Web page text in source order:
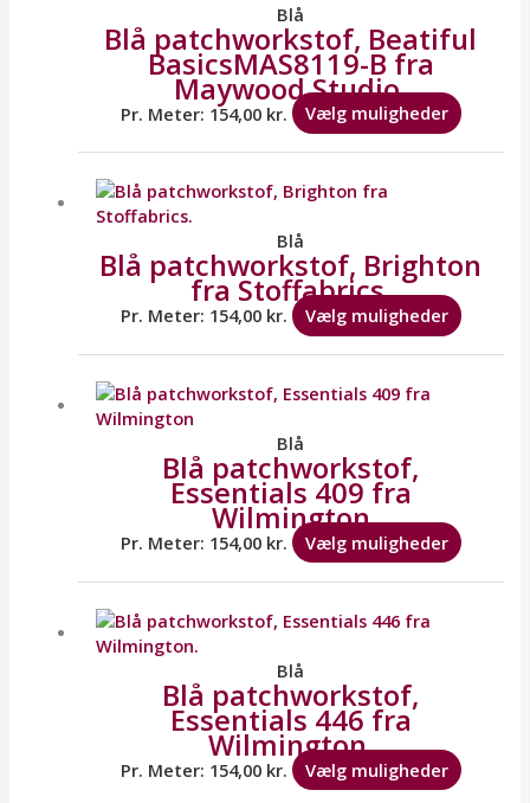
Blå
Blå patchworkstof, Beatiful
BasicsMAS8119-B fra
Maywood Studio.
Pr. Meter: 154,00 kr. Vælg muligheder vælges
Blå
Blå patchworkstof, Brighton
fra Stoffabrics.
Pr. Meter: 154,00 kr. Vælg muligheder kan
på
Blå
Blå patchworkstof,
Essentials 409 fra
Wilmington
Pr. Meter: 154,00 kr. Vælg muligheder vælges
Blå
Blå patchworkstof,
Essentials 446 fra
Wilmington.
Pr. Meter: 154,00 kr. Vælg muligheder vælges